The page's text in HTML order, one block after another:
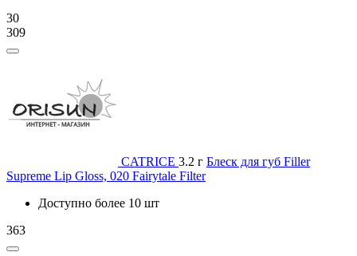
30
309
CATRICE 3.2 г Блеск для губ Filler
Supreme Lip Gloss, 020 Fairytale Filter
Доступно более 10 шт
363